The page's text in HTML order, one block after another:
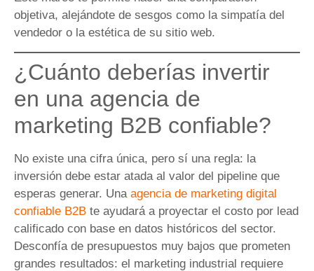
objetiva, alejándote de sesgos como la simpatía del
vendedor o la estética de su sitio web.
¿Cuánto deberías invertir
en una agencia de
marketing B2B confiable?
No existe una cifra única, pero sí una regla: la
inversión debe estar atada al valor del pipeline que
esperas generar. Una agencia de marketing digital
confiable B2B te ayudará a proyectar el costo por lead
calificado con base en datos históricos del sector.
Desconfía de presupuestos muy bajos que prometen
grandes resultados: el marketing industrial requiere